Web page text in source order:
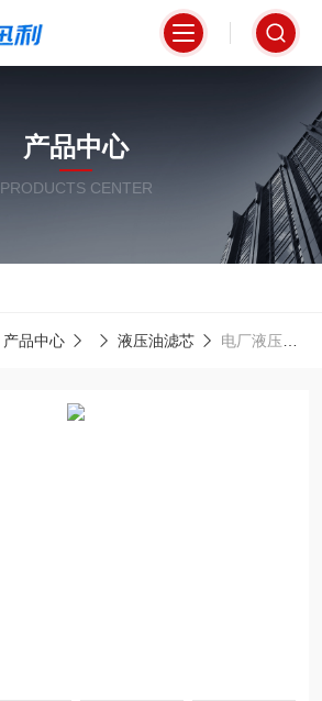
产品中心
PRODUCTS CENTER
产品中心 液压油滤芯 电厂液压站专用油滤芯P173003 高效